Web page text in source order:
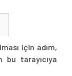
için adım,
tarayıcıya